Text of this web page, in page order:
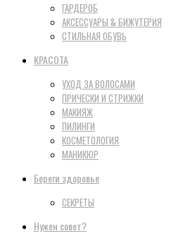
ГАРДЕРОБ
АКСЕССУАРЫ & БИЖУТЕРИЯ
СТИЛЬНАЯ ОБУВЬ
КРАСОТА
УХОД ЗА ВОЛОСАМИ
ПРИЧЕСКИ И СТРИЖКИ
МАКИЯЖ
ПИЛИНГИ
КОСМЕТОЛОГИЯ
МАНИКЮР
Береги здоровье
СЕКРЕТЫ
Нужен совет?